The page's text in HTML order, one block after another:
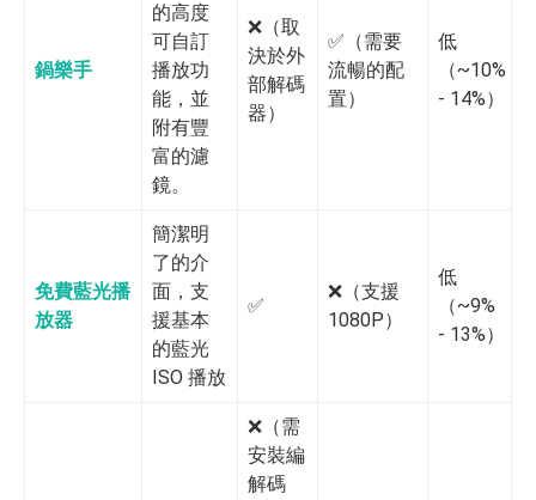
鍋樂手
的高度
可自訂
播放功
能，並
附有豐
富的濾
鏡。
❌️（取
決於外
部解碼
器）
✅️（需要
流暢的配
置）
低
（~10%
- 14%）
免費藍光播
放器
簡潔明
了的介
面，支
援基本
的藍光
ISO 播放
✅️
❌️（支援
1080P）
低
（~9%
- 13%）
❌️（需
安裝編
解碼